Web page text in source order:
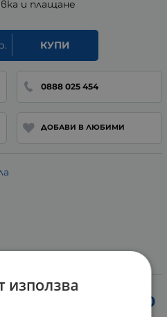
и плащане
КУПИ
0888 025 454
ДОБАВИ В ЛЮБИМИ
ОТ ГЕРАНИУМ 10
използва